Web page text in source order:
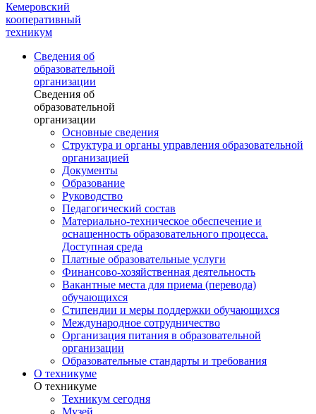
Кемеровский
кооперативный
техникум
Сведения об
образовательной
организации
Сведения об
образовательной
организации
Основные сведения
Структура и органы управления образовательной
организацией
Документы
Образование
Руководство
Педагогический состав
Материально-техническое обеспечение и
оснащенность образовательного процесса.
Доступная среда
Платные образовательные услуги
Финансово-хозяйственная деятельность
Вакантные места для приема (перевода)
обучающихся
Стипендии и меры поддержки обучающихся
Международное сотрудничество
Организация питания в образовательной
организации
Образовательные стандарты и требования
О техникуме
О техникуме
Техникум сегодня
Музей